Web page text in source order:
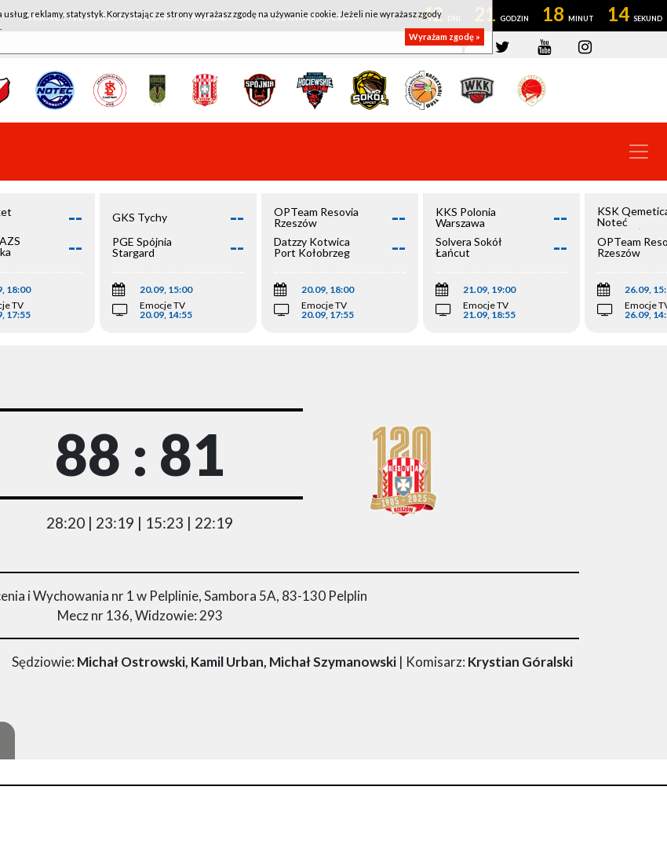
WKK ACTIVE HOTEL WROCŁAW - KSK QEMETICA NOTEĆ INOWROCŁAW 42 21 18 13
--
--
18:00
TV
17:55
GKS Tychy --
PGE Spójnia
Stargard
--
20.09, 15:00
Emocje TV
20.09, 14:55
OPTeam Resovia
Rzeszów
--
Datzzy Kotwica
Port Kołobrzeg
--
20.09, 18:00
Emocje TV
20.09, 17:55
KKS Polonia
Warszawa
--
Solvera Sokół
Łańcut
--
21.09, 19:00
Emocje TV
21.09, 18:55
KSK
Noteć
Inowrocław
OPTeam
Rzeszów
26.09,
Emocje
26.09,
88 : 81
28:20 | 23:19 | 15:23 | 22:19
i Wychowania nr 1 w Pelplinie, Sambora 5A, 83-130 Pelplin
Mecz nr 136, Widzowie: 293
Sędziowie: Michał Ostrowski, Kamil Urban, Michał Szymanowski| Komisarz: Krystian Góralski
reklamy, statystyk. Korzystając ze strony wyrażasz zgodę na używanie cookie. Jeżeli nie wyrażasz zgody
Wyrażam zgodę »